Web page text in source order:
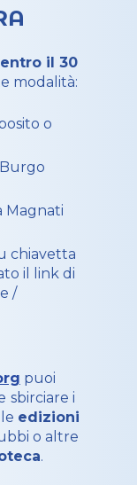
il 30
modalità:
o
Magnati
chiavetta
il link di
/
puoi
sbirciare i
edizioni
o altre
.